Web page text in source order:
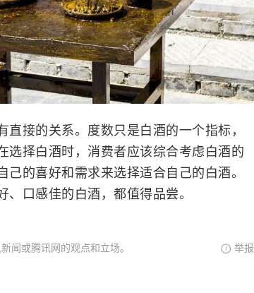
接的关系。度数只是白酒的一个指标，
选择白酒时，消费者应该综合考虑白酒的
的喜好和需求来选择适合自己的白酒。
口感佳的白酒，都值得品尝。
闻或腾讯网的观点和立场。 举报